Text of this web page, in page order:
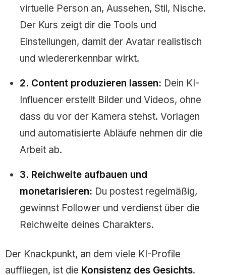
virtuelle Person an, Aussehen, Stil, Nische.
Der Kurs zeigt dir die Tools und
Einstellungen, damit der Avatar realistisch
und wiedererkennbar wirkt.
2. Content produzieren lassen: Dein KI-
Influencer erstellt Bilder und Videos, ohne
dass du vor der Kamera stehst. Vorlagen
und automatisierte Abläufe nehmen dir die
Arbeit ab.
3. Reichweite aufbauen und
monetarisieren: Du postest regelmäßig,
gewinnst Follower und verdienst über die
Reichweite deines Charakters.
Der Knackpunkt, an dem viele KI-Profile
auffliegen, ist die Konsistenz des Gesichts.